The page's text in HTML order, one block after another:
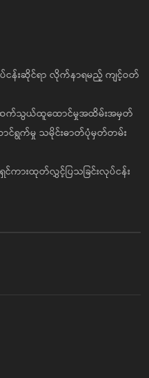
ငန်းဆိုင်ရာ လိုက်နာရမည့် ကျင့်ဝတ်
န်ဆက်သွယ်ထူထောင်မှုအထိမ်းအမှတ်
ဆောင်ရွက်မှု သမိုင်းဓာတ်ပုံမှတ်တမ်း
ားထုတ်လွှင့်ပြသခြင်းလုပ်ငန်း